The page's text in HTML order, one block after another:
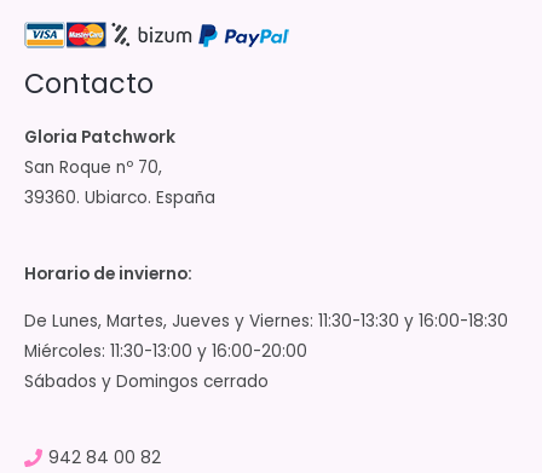
Contacto
Gloria Patchwork
San Roque nº 70,
39360. Ubiarco. España
Horario de invierno:
De Lunes, Martes, Jueves y Viernes: 11:30-13:30 y 16:00-18:30
Miércoles: 11:30-13:00 y 16:00-20:00
Sábados y Domingos cerrado
942 84 00 82